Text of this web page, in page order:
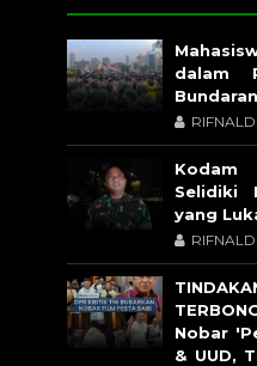
dalam
RIFNALDI
Kodam
Selidiki
yang
RIFNALDI
Nobar
& UUD,